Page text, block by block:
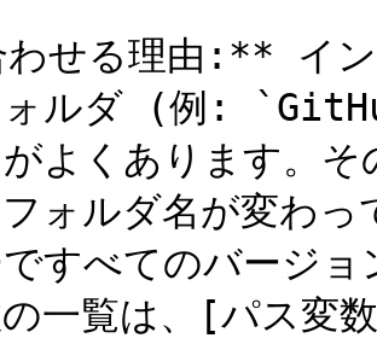
せる理由:** イン
ォルダ (例:
がよくあります。
ォルダ名が変わ
すべてのバージ
の一覧は、[パス変